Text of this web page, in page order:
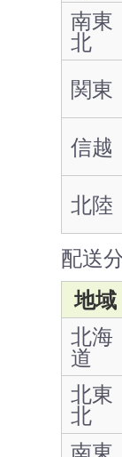
南東
北
関東
信越
北陸
配送
地域
北海
道
北東
北